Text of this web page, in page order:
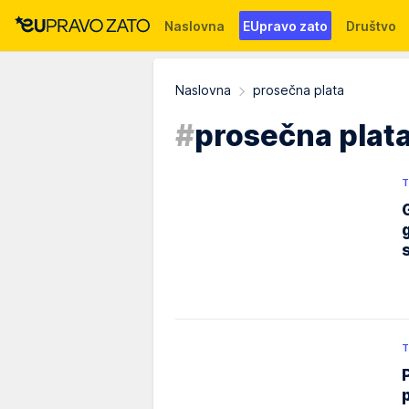
Naslovna EUpravo zato Društvo
Naslovna
prosečna plata
#prosečna